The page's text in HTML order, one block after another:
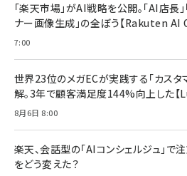
「楽天市場」がAI戦略を公開。「AI店長
ナー画像生成」の全ぼう【Rakuten AI
7:00
世界23位のメガECが実践する「カス
解。3年で顧客満足度144%向上した
8月6日 8:00
楽天、会話型の「AIコンシェルジュ」で
をどう変えた？